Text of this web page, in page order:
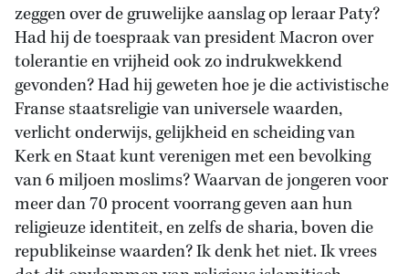
zeggen over de gruwelijke aanslag op leraar Paty?
Had hij de toespraak van president Macron over
tolerantie en vrijheid ook zo indrukwekkend
gevonden? Had hij geweten hoe je die activistische
Franse staatsreligie van universele waarden,
verlicht onderwijs, gelijkheid en scheiding van
Kerk en Staat kunt verenigen met een bevolking
van 6 miljoen moslims? Waarvan de jongeren voor
meer dan 70 procent voorrang geven aan hun
religieuze identiteit, en zelfs de sharia, boven die
republikeinse waarden? Ik denk het niet. Ik vrees